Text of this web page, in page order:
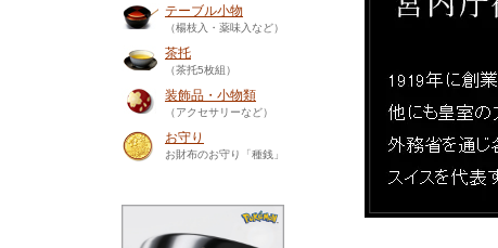
テーブル小物
（楊枝入・薬味入など）
茶托
（茶托5枚組）
装飾品・小物類
（アクセサリーなど）
お守り
お財布のお守り「種銭」